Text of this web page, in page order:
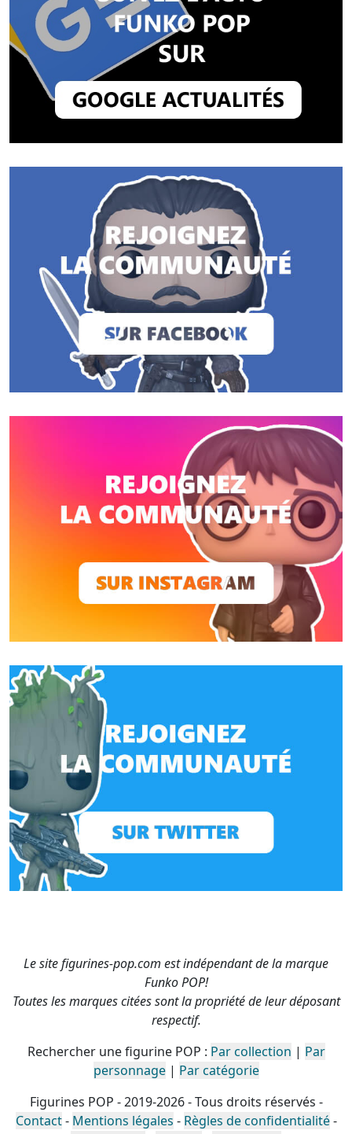
Le site figurines-pop.com est indépendant de la marque
Funko POP!
Toutes les marques citées sont la propriété de leur déposant
respectif.
Rechercher une figurine POP : Par collection | Par
personnage| Par catégorie
Figurines POP - 2019-2026 - Tous droits réservés -
Contact- Mentions légales - Règles de confidentialité-